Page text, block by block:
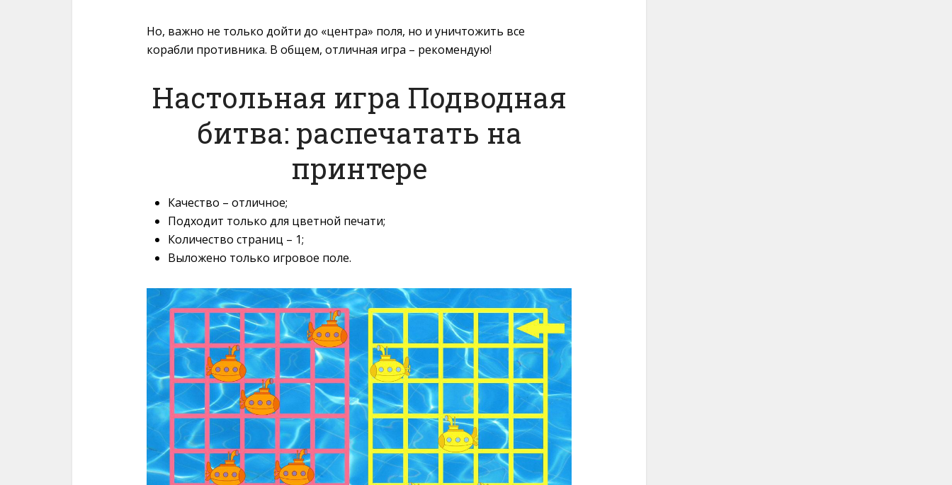
Но, важно не только дойти до «центра» поля, но и уничтожить все
корабли противника. В общем, отличная игра – рекомендую!
Настольная игра Подводная
битва: распечатать на
принтере
Качество – отличное;
Подходит только для цветной печати;
Количество страниц – 1;
Выложено только игровое поле.